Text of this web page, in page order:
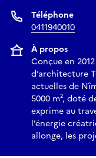
Téléphone
0411940010
À propos
Conçue en
d’architecture
actuelles de
5000 m², doté
exprime au
l’énergie
allonge, les